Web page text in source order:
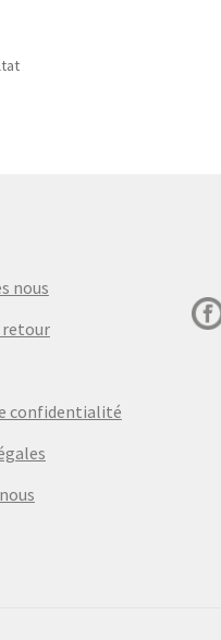
nous
retour
confidentialité